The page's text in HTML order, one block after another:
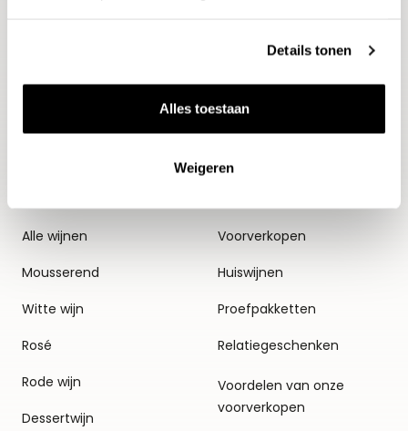
Details tonen
Alles toestaan
Weigeren
Alle wijnen
Mousserend
Witte wijn
Rosé
Rode wijn
Dessertwijn
Thema's
Voorverkopen
Huiswijnen
Proefpakketten
Relatiegeschenken
Voordelen van onze
voorverkopen